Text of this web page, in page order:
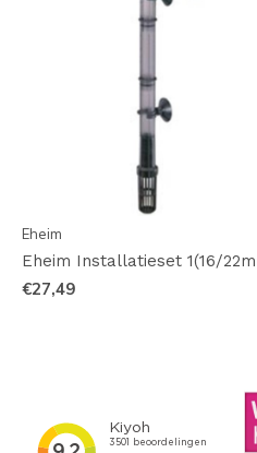
Eheim
Eheim Installatieset 1(16/
€27,49